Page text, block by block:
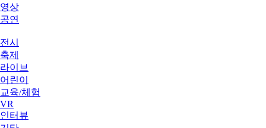
영상
공연
전시
축제
라이브
어린이
교육/체험
VR
인터뷰